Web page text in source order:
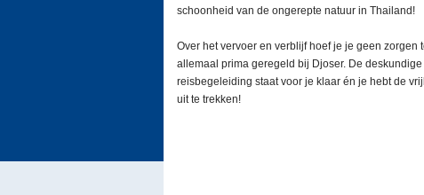
schoonheid van de ongerepte natuur in Thailand!
Over het vervoer en verblijf hoef je je geen zorgen
allemaal prima geregeld bij Djoser. De
reisbegeleiding staat voor je klaar én je hebt de
uit te trekken!